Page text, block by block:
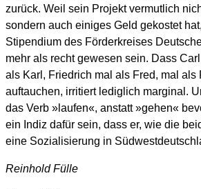
zurück. Weil sein Projekt vermutlich
sondern auch einiges Geld gekostet
Stipendium des Förderkreises
mehr als recht gewesen sein. Dass
als Karl, Friedrich mal als Fred, mal als
auftauchen, irritiert lediglich marginal.
das Verb »laufen«, anstatt »gehen«
ein Indiz dafür sein, dass er, wie die
eine Sozialisierung in
Reinhold Fülle